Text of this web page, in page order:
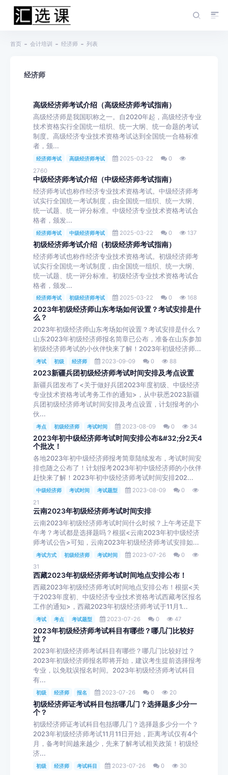
首页 会计培训 经济师 列表
经济师
高级经济师考试介绍（高级经济师考试指南）
高级经济师是我国职称之一。自2020年起，高级经济专业
技术资格实行全国统一组织、统一大纲、统一命题的考试
制度。高级经济专业技术资格考试达到全国统一合格标准
者，颁...
经济师考试 高级经济师考试 2025-03-22
0
2760
中级经济师考试介绍（中级经济师考试指南）
经济师考试也称作经济专业技术资格考试。中级经济师考
试实行全国统一考试制度，由全国统一组织、统一大纲、
统一试题、统一评分标准。中级经济专业技术资格考试合
格者，颁发...
经济师考试 中级经济师考试 2025-03-22 0 137
初级经济师考试介绍（初级经济师考试指南）
经济师考试也称作经济专业技术资格考试。初级经济师考
试实行全国统一考试制度，由全国统一组织、统一大纲、
统一试题、统一评分标准。初级经济专业技术资格考试合
格者，颁发...
经济师考试 初级经济师考试 2025-03-22 0 168
2023年初级经济师山东考场如何设置？考试安排是什
么？
2023年初级经济师山东考场如何设置？考试安排是什么？
山东2023年初级经济师报名简章已公布，准备在山东参加
初级经济师考试的小伙伴快来了解！2023年初级经济师...
考试 初级 经济师 2023-09-09 0 88
2023新疆兵团初级经济师考试时间安排及考点设置
新疆兵团发布了<关于做好兵团2023年度初级、中级经济
专业技术资格考试考务工作的通知>，从中获悉2023新疆
兵团初级经济师考试时间安排及考点设置，计划报考的小
伙...
考点 初级经济师 考试时间 2023-08-09 0 34
2023年初中级经济师考试时间安排公布&#32;分2天4
个批次！
各地2023年初中级经济师报考简章陆续发布，考试时间安
排也随之公布了！计划报考2023年初中级经济师的小伙伴
赶快来了解！2023年初中级经济师考试时间安排202...
中级经济师 考试时间 考试题型 2023-08-09
0
21
云南2023年初级经济师考试时间安排
云南2023年初级经济师考试时间什么时候？上午考还是下
午考？考试都是选择题吗？根据<云南2023年初中级经济
师考试公告>可知，云南2023年初级经济师考试安排如...
考试方式 初级经济师 考试时间 2023-07-26
0
31
西藏2023年初级经济师考试时间地点安排公布！
西藏2023年初级经济师考试时间地点安排公布！根据<关
于2023年度初、中级经济专业技术资格考试西藏考区报名
工作的通知>，西藏2023年初级经济师考试于11月1...
考试 考点 考试题型 2023-07-26 0 47
2023年初级经济师考试科目有哪些？哪几门比较好
过？
2023年初级经济师考试科目有哪些？哪几门比较好过？
2023年初级经济师报名即将开始，建议考生提前选择报考
专业，以免耽误报名时间。2023年初级经济师考试科目
有...
初级 经济师 报名 2023-07-26 0 20
初级经济师证考试科目包括哪几门？选择题多少分一
个？
初级经济师证考试科目包括哪几门？选择题多少分一个？
2023年初级经济师考试11月11日开始，距离考试仅有4个
月，备考时间越来越少，先来了解考试相关政策！初级经
济...
初级 经济师 考试科目 2023-07-26 0 30